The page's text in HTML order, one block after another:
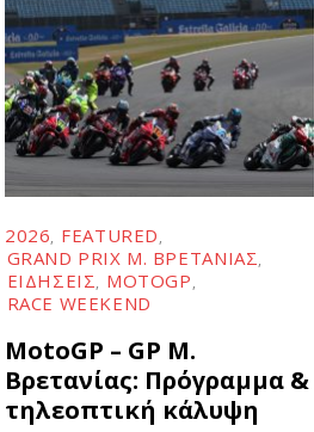
2026 FEATURED
GRAND PRIX Μ. ΒΡΕΤΑΝΊΑΣ
ΕΙΔΉΣΕΙΣ MOTOGP
RACE WEEKEND
MotoGP – GP Μ.
Βρετανίας: Πρόγραμμα &
τηλεοπτική κάλυψη